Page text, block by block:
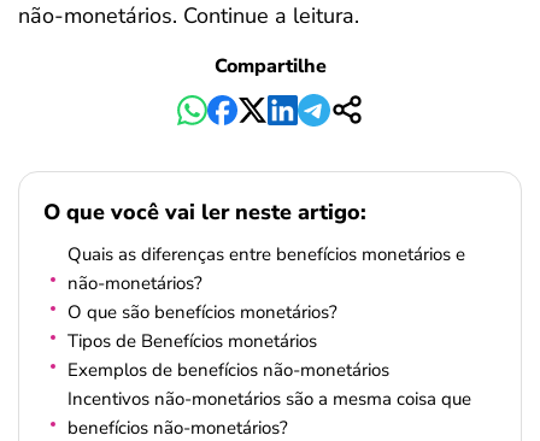
não-monetários. Continue a leitura.
Compartilhe
O que você vai ler neste artigo:
Quais as diferenças entre benefícios monetários e
não-monetários?
O que são benefícios monetários?
Tipos de Benefícios monetários
Exemplos de benefícios não-monetários
Incentivos não-monetários são a mesma coisa que
benefícios não-monetários?